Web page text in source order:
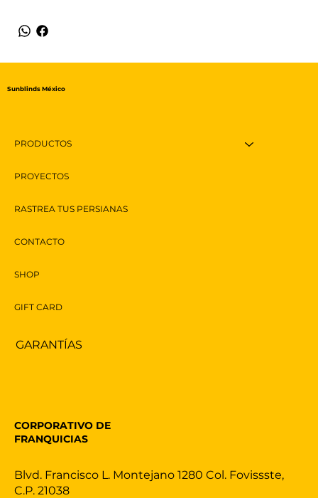
PRODUCTOS
PROYECTOS
RASTREA TUS PERSIANAS
CONTACTO
SHOP
GIFT CARD
Sunblinds México
GARANTÍAS
Blvd. Francisco L. Montejano 1280 Col. Fovissste,
C.P. 21038
CORPORATIVO DE
FRANQUICIAS